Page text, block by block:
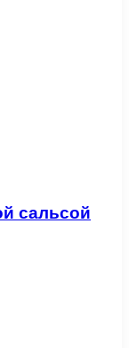
сальсой